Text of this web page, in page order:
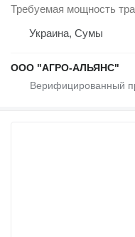
Требуемая мощность
Украина, Сумы
ООО "АГРО-АЛЬЯНС"